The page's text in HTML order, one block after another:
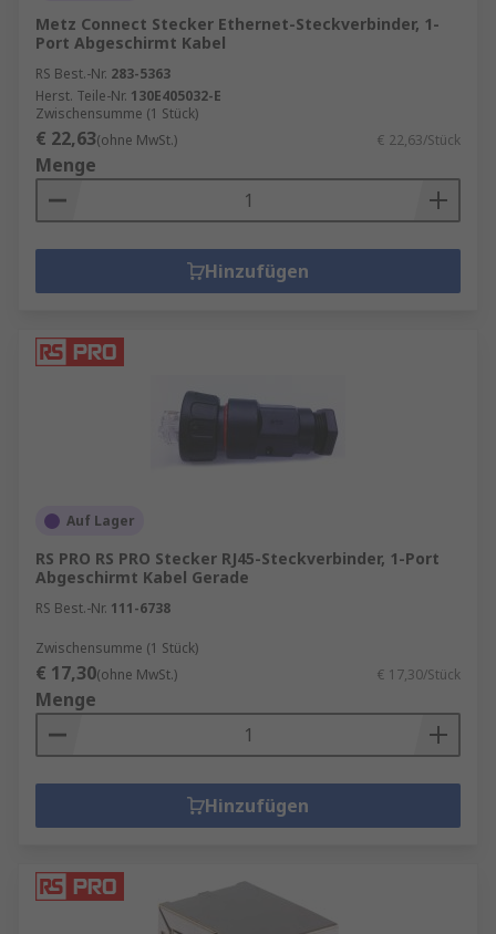
Metz Connect Stecker Ethernet-Steckverbinder, 1-
Port Abgeschirmt Kabel
RS Best.-Nr. 283-5363
Herst. Teile-Nr. 130E405032-E
Zwischensumme (1 Stück)
€ 22,63(ohne MwSt.) € 22,63/Stück
Menge
Hinzufügen
Auf Lager
RS PRO RS PRO Stecker RJ45-Steckverbinder, 1-Port
Abgeschirmt Kabel Gerade
RS Best.-Nr. 111-6738
Zwischensumme (1 Stück)
€ 17,30(ohne MwSt.) € 17,30/Stück
Menge
Hinzufügen